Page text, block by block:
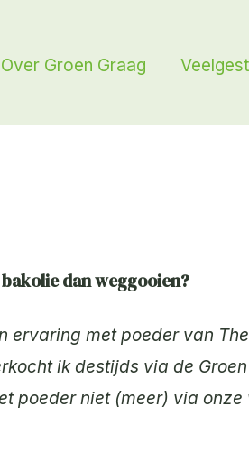
Over Groen Graag
dan weggooien?
ervaring met poeder van
ik destijds via de
poeder niet (meer) via